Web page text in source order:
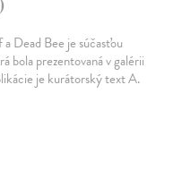
Dead Bee je súčasťou
bola prezentovaná v galérii
je kurátorský text A.